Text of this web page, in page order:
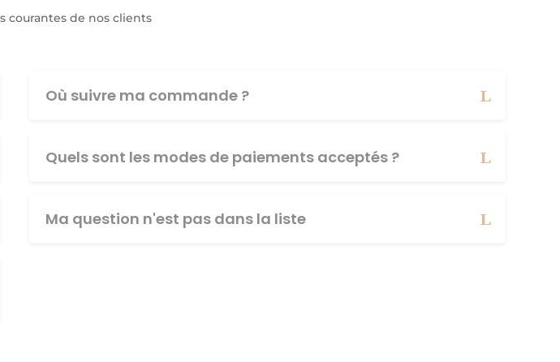
courantes de nos clients
Où suivre ma commande ?
Quels sont les modes de paiements acceptés ?
Ma question n'est pas dans la liste